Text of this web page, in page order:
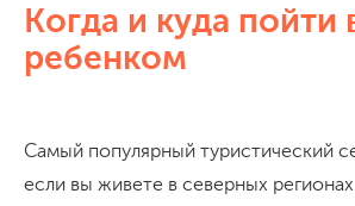
Когда и куда пойти
ребенком
Самый популярный туристический
если вы живете в северных